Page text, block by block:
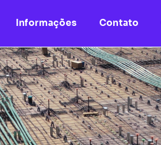
Informações Contato